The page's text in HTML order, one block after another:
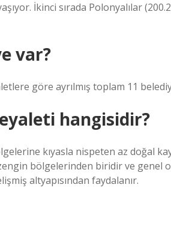
İkinci sırada Polonyalılar
var?
göre ayrılmış toplam 11
hangisidir?
kıyasla nispeten az doğal
bölgelerinden biridir ve genel
altyapısından faydalanır.